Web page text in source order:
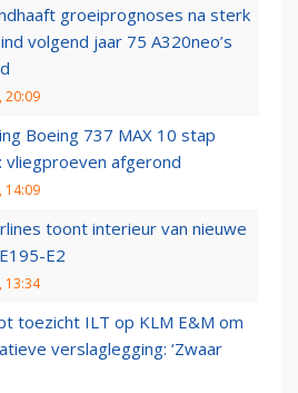
groeiprognoses na sterk
volgend jaar 75 A320neo’s
20:09
Boeing 737 MAX 10 stap
vliegproeven afgerond
14:09
toont interieur van nieuwe
E2
13:34
toezicht ILT op KLM E&M om
verslaglegging: ‘Zwaar